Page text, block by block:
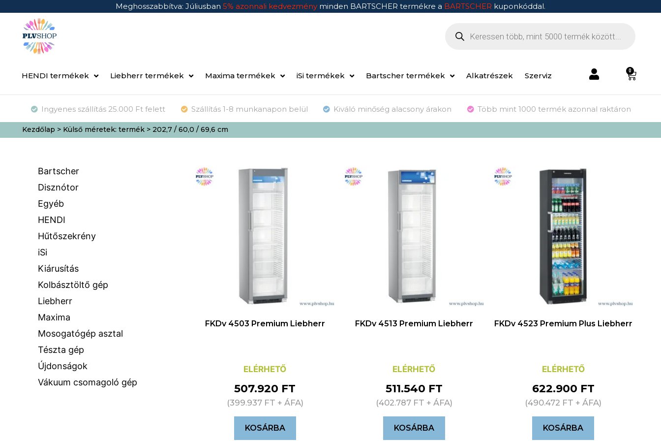
Meghosszabbítva: Júliusban 5% azonnali kedvezmény minden BARTSCHER termékre a BARTSCHER kuponkóddal.
HENDI termékek Liebherr termékek Maxima termékek iSi termékek Bartscher termékek Alkatrészek Szerviz
0
Ingyenes szállítás 25.000 Ft felett Szállítás 1-8 munkanapon belül Kiváló minőség alacsony árakon Több mint 1000 termék azonnal raktáron
Kezdőlap > Külső méretek: termék > 202,7 / 60,0 / 69,6 cm
Bartscher
Disznótor
Egyéb
HENDI
Hűtőszekrény
iSi
Kiárusítás
Kolbásztöltő gép
Liebherr
Maxima
Mosogatógép asztal
Tészta gép
Újdonságok
Vákuum csomagoló gép
FKDv 4503 Premium Liebherr
ELÉRHETŐ
507.920 FT
(399.937 FT + ÁFA)
KOSÁRBA
FKDv 4513 Premium Liebherr
ELÉRHETŐ
511.540 FT
(402.787 FT + ÁFA)
KOSÁRBA
FKDv 4523 Premium Plus Liebherr
ELÉRHETŐ
622.900 FT
(490.472 FT + ÁFA)
KOSÁRBA